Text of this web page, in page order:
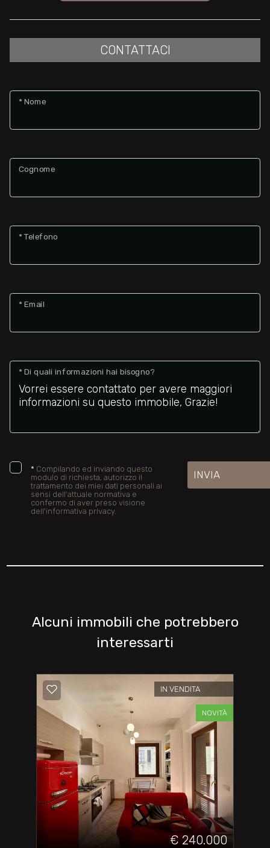
CONTATTACI
* Nome
Cognome
* Telefono
* Email
* Di quali informazioni hai bisogno?
* Compilando ed inviando questo
modulo di richiesta, autorizzo il
trattamento dei miei dati personali ai
sensi dell'attuale normativa e
confermo di aver preso visione
dell'informativa privacy.
INVIA
Alcuni immobili che potrebbero
interessarti
IN VENDITA
NOVITÀ
€ 240.000